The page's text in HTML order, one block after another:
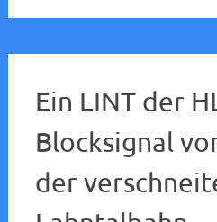
Ein LINT der
Blocksignal
der